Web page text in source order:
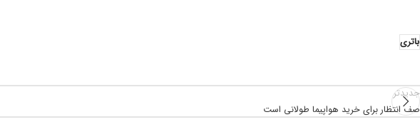
باتری
جدیدتر
صف انتظار برای خرید هواپیما طولانی است